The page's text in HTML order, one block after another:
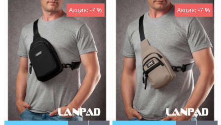
Акция: -7 % Акция: -7 %